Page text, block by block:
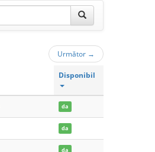
Următor →
Disponibil
da
da
da